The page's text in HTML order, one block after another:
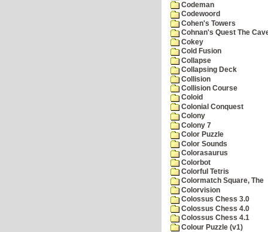
Codeman
Codewoord
Cohen's Towers
Cohnan's Quest The
Cokey
Cold Fusion
Collapse
Collapsing Deck
Collision
Collision Course
Coloid
Colonial Conquest
Colony
Colony 7
Color Puzzle
Color Sounds
Colorasaurus
Colorbot
Colorful Tetris
Colormatch Square, The
Colorvision
Colossus Chess 3.0
Colossus Chess 4.0
Colossus Chess 4.1
Colour Puzzle (v1)